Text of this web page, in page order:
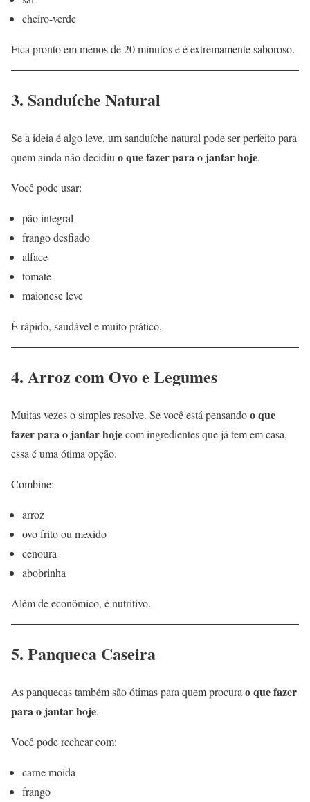
cheiro-verde
Fica pronto em menos de 20 minutos e é extremamente saboroso.
3. Sanduíche Natural
Se a ideia é algo leve, um sanduíche natural pode ser perfeito para
quem ainda não decidiu o que fazer para o jantar hoje.
Você pode usar:
pão integral
frango desfiado
alface
tomate
maionese leve
É rápido, saudável e muito prático.
4. Arroz com Ovo e Legumes
Muitas vezes o simples resolve. Se você está pensandoo que
fazer para o jantar hojecom ingredientes que já tem em casa,
essa é uma ótima opção.
Combine:
arroz
ovo frito ou mexido
cenoura
abobrinha
Além de econômico, é nutritivo.
5. Panqueca Caseira
As panquecas também são ótimas para quem procura o que fazer
para o jantar hoje.
Você pode rechear com:
carne moída
frango